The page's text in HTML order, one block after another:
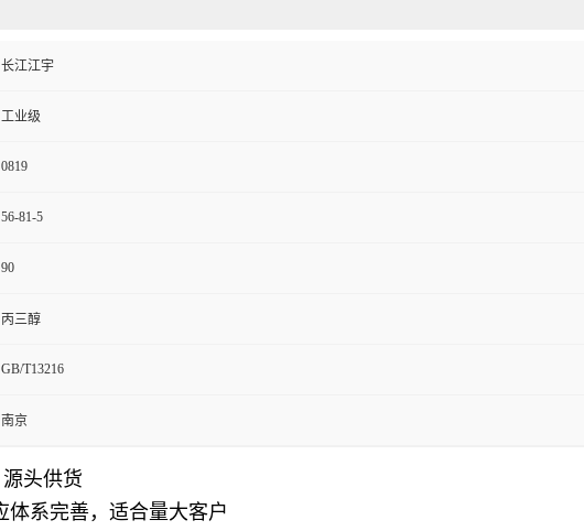
长江江宇
工业级
0819
56-81-5
90
丙三醇
GB/T13216
南京
头供货
体系完善，适合量大客户